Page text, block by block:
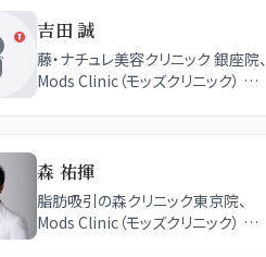
吉田 誠
藤・ナチュレ美容クリニック 銀座院、
Mods Clinic（モッズクリニック） 東
森 祐揮
脂肪吸引の森クリニック東京院、
Mods Clinic（モッズクリニック） 名